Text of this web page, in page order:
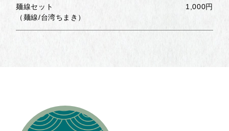
麺線セット
（麺線/台湾ちまき）
1,000円